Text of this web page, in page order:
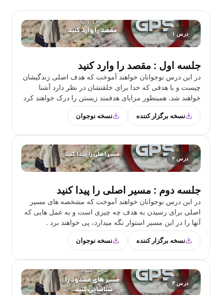
درس ۱
جلسه اول : مقصد را وارد کنید
در این درس نوجوانان خواهند آموخت که هدف اصلی زندگیشان
چیست و با هدفی که خدا برای خلقتشان در نظر دارد آشنا
خواهند شد. همینطور مزایای هدفمند زیستن را درک خواهند کرد
نسخه برگزار کننده نسخه نوجوان
درس ۲
جلسه دوم : مسیر اصلی را پیدا کنید
در این درس نوجوانان خواهند آموخت که مشخصه های مسیر
اصلی برای رسیدن به هدف چه چیزی است و به عمل هایی که
آنها را در این مسیر استوار نگه میدارد، پی خواهند برد .
نسخه برگزار کننده نسخه نوجوان
درس ۳